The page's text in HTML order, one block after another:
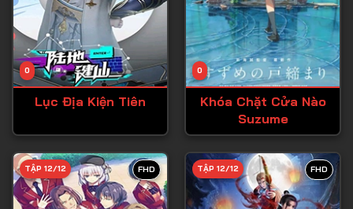
0
Lục Địa Kiện Tiên
0
Khóa Chặt Cửa Nào
Suzume
FHD
TẬP 12/12 FHD
TẬP 12/12